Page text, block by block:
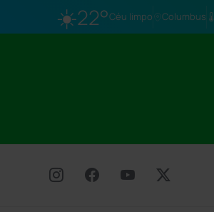
☀️22°Céu limpo Columbus